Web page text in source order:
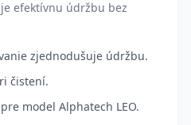
efektívnu údržbu bez
zjednodušuje údržbu.
čistení.
model Alphatech LEO.